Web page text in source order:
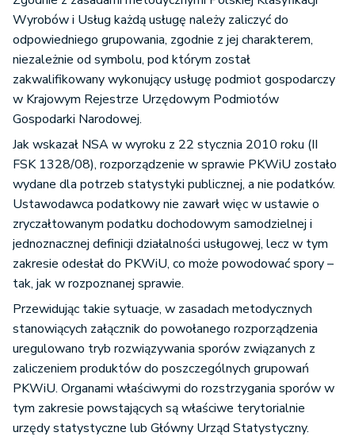
Wyrobów i Usług każdą usługę należy zaliczyć do
odpowiedniego grupowania, zgodnie z jej charakterem,
niezależnie od symbolu, pod którym został
zakwalifikowany wykonujący usługę podmiot gospodarczy
w Krajowym Rejestrze Urzędowym Podmiotów
Gospodarki Narodowej.
Jak wskazał NSA w wyroku z 22 stycznia 2010 roku (II
FSK 1328/08), rozporządzenie w sprawie PKWiU zostało
wydane dla potrzeb statystyki publicznej, a nie podatków.
Ustawodawca podatkowy nie zawarł więc w ustawie o
zryczałtowanym podatku dochodowym samodzielnej i
jednoznacznej definicji działalności usługowej, lecz w tym
zakresie odesłał do PKWiU, co może powodować spory –
tak, jak w rozpoznanej sprawie.
Przewidując takie sytuacje, w zasadach metodycznych
stanowiących załącznik do powołanego rozporządzenia
uregulowano tryb rozwiązywania sporów związanych z
zaliczeniem produktów do poszczególnych grupowań
PKWiU. Organami właściwymi do rozstrzygania sporów w
tym zakresie powstających są właściwe terytorialnie
urzędy statystyczne lub Główny Urząd Statystyczny.